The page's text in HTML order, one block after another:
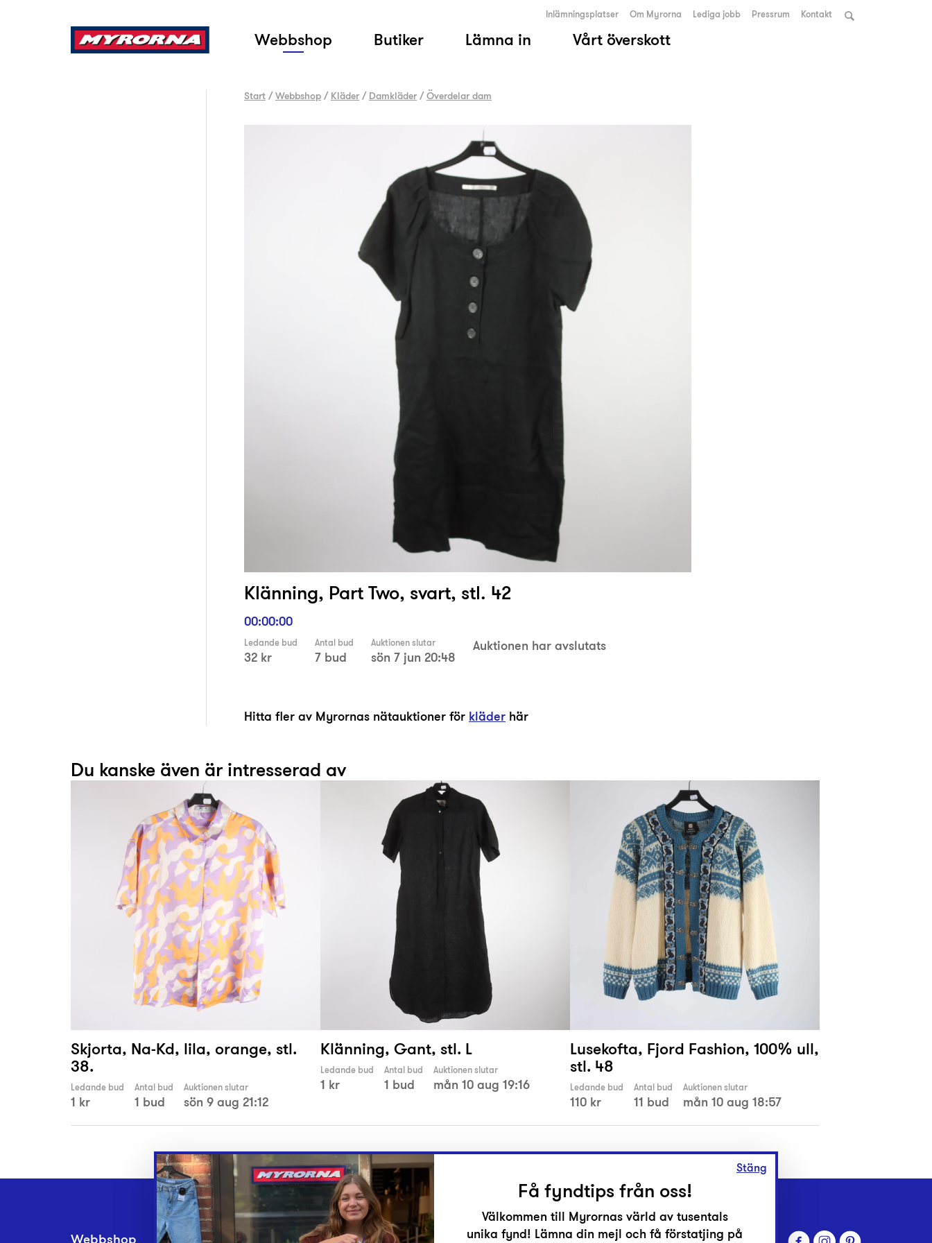
Webbshop Butiker Lämna in Vårt överskott
Inlämningsplatser Om Myrorna Lediga jobb Pressrum Kontakt
Start /Webbshop / Kläder / Damkläder /Överdelar dam
Klänning, Part Two, svart, stl. 42
00:00:00
Ledande bud
32 kr
Antal bud
7 bud
Auktionen slutar
sön 7 jun 20:48
Auktionen har avslutats
Hitta fler av Myrornas nätauktioner för kläder här
Du kanske även är intresserad av
Skjorta, Na-Kd, lila, orange, stl.
38.
Ledande bud
1 kr
Antal bud
1 bud
Auktionen slutar
sön 9 aug 21:12
Klänning, Gant, stl. L
Ledande bud
1 kr
Antal bud
1 bud
Auktionen slutar
mån 10 aug 19:16
Lusekofta, Fjord Fashion, 100% ull,
stl. 48
Ledande bud
110 kr
Antal bud
11 bud
Auktionen slutar
mån 10 aug 18:57
Stäng
Få fyndtips från oss!
Välkommen till Myrornas värld av tusentals
unika fynd! Lämna din mejl och få förstatjing på